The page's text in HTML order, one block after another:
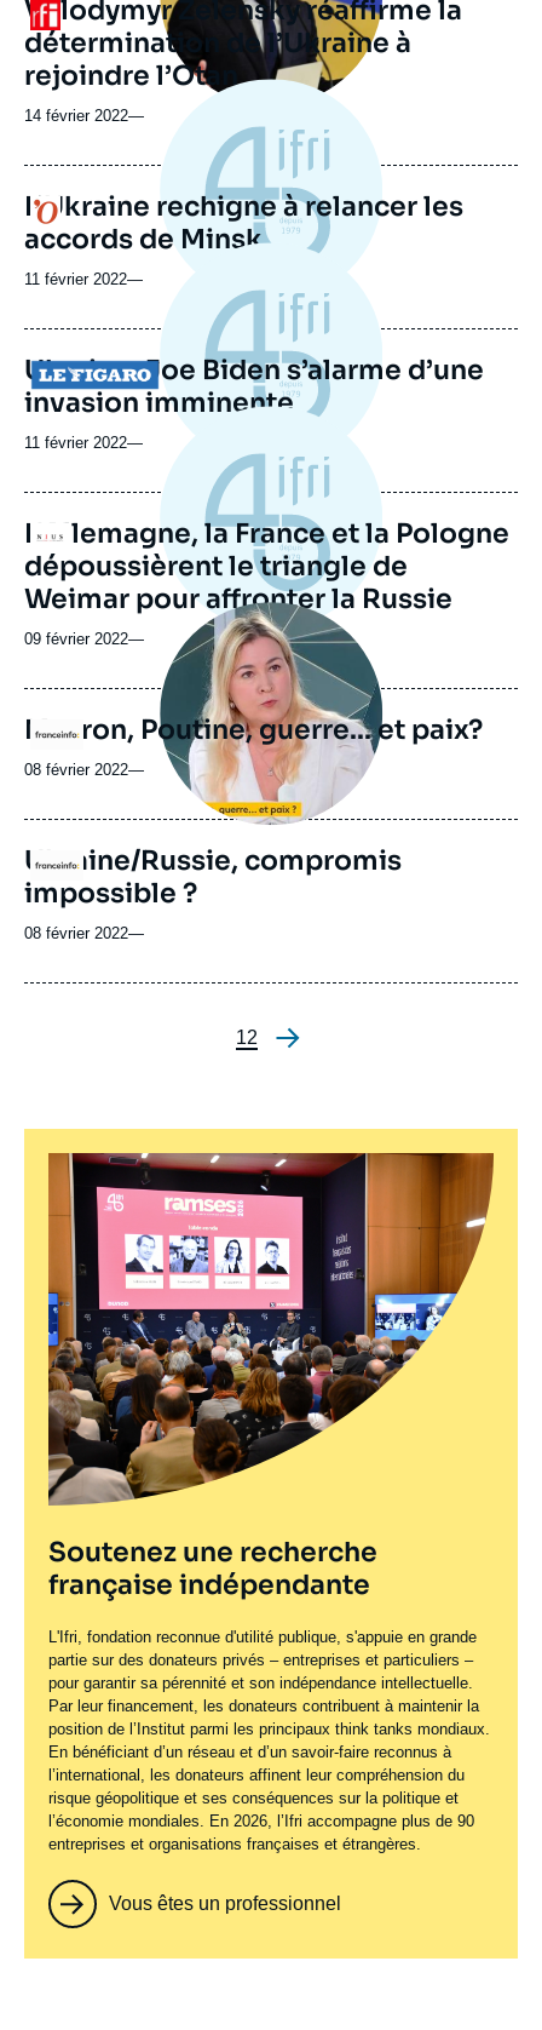
ou
émission
Logo
Volodymyr Zelensky réaffirme la
détermination de l’Ukraine à
rejoindre l’Otan
14 février 2022—
Logo
L’Ukraine rechigne à relancer les
accords de Minsk
11 février 2022—
Logo
Ukraine: Joe Biden s’alarme d’une
invasion imminente
11 février 2022—
Logo
L'Allemagne, la France et la Pologne
dépoussièrent le triangle de
Weimar pour affronter la Russie
09 février 2022—
Logo
Image
principale
médiatique
Macron, Poutine, guerre... et paix?
08 février 2022—
Logo
Ukraine/Russie, compromis
impossible ?
08 février 2022—
Pagination
Page
1Page
2
Soutenez une recherche
française indépendante
L'Ifri, fondation reconnue d'utilité publique, s'appuie en grande
partie sur des donateurs privés – entreprises et particuliers –
pour garantir sa pérennité et son indépendance intellectuelle.
Par leur financement, les donateurs contribuent à maintenir la
position de l’Institut parmi les principaux think tanks mondiaux.
En bénéficiant d’un réseau et d’un savoir-faire reconnus à
l’international, les donateurs affinent leur compréhension du
risque géopolitique et ses conséquences sur la politique et
l’économie mondiales. En 2026, l’Ifri accompagne plus de 90
entreprises et organisations françaises et étrangères.
Vous êtes un professionnel